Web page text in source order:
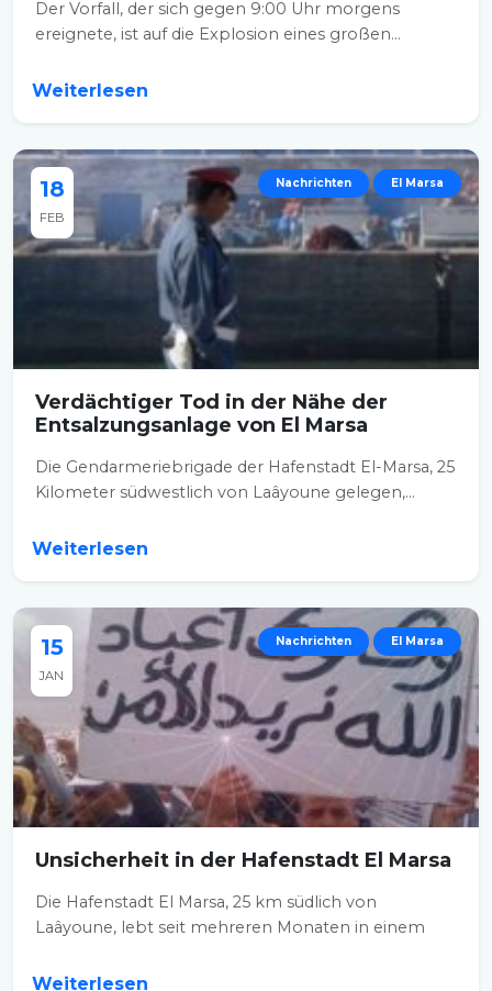
Der Vorfall, der sich gegen 9:00 Uhr morgens
ereignete, ist auf die Explosion eines großen...
Weiterlesen
18
FEB
Nachrichten El Marsa
Verdächtiger Tod in der Nähe der
Entsalzungsanlage von El Marsa
Die Gendarmeriebrigade der Hafenstadt El-Marsa, 25
Kilometer südwestlich von Laâyoune gelegen,...
Weiterlesen
15
JAN
Nachrichten El Marsa
Unsicherheit in der Hafenstadt El Marsa
Die Hafenstadt El Marsa, 25 km südlich von
Laâyoune, lebt seit mehreren Monaten in einem
Weiterlesen